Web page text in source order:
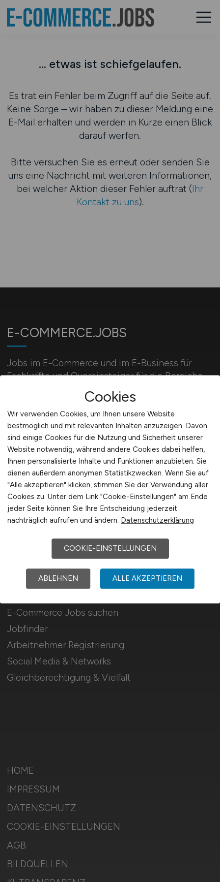
... etwas ist schiefgelaufen.
Es trat ein Fehler beim Zugriff auf die Seite auf.
Keine Sorge – wir haben zu dieser Meldung eine
E-Mail erhalten und werden in Kürze einen Blick
darauf werfen.
Bitte versuchen Sie es erneut oder senden Sie
uns eine Nachricht mit weiteren Informationen,
bei welcher Aktion dieser Fehler auftrat (Ihr
Kontakt zu uns).
E-COMMERCE.JOBS
Jobs im E-Commerce und im E-Business für
Fachkräfte und Quereinsteiger für die Bereiche
Onlinemarketing, Vertrieb, Webdesign und Web-
Für Arbeitnehmer
E-Commerce Jobs suchen
Jobfinder
Arbeitnehmer Registrierung
Social Media & Networks
Gleichberechtigung & Vielfalt
Für Arbeitgeber
Stellenanzeigen schalten
Mediadaten & Konditionen
Arbeitgeber Seite
Arbeitgeber Kontakt
Karrierenetzwerk
HOME
IMPRESSUM
DATENSCHUTZ
COOKIE-EINSTELLUNGEN
AGB
BILDQUELLEN
Cookies
Wir verwenden Cookies, um Ihnen unsere Website
bestmöglich und mit relevanten Inhalten anzuzeigen. Davon
sind einige Cookies für die Nutzung und Sicherheit unserer
Website notwendig, während andere Cookies dabei helfen,
Ihnen personalisierte Inhalte und Funktionen anzubieten. Sie
dienen außerdem anonymen Statistikzwecken. Wenn Sie auf
"Alle akzeptieren" klicken, stimmen Sie der Verwendung aller
Cookies zu. Unter dem Link "Cookie-Einstellungen" am Ende
jeder Seite können Sie Ihre Entscheidung jederzeit
nachträglich aufrufen und ändern. Datenschutzerklärung
COOKIE-EINSTELLUNGEN
ABLEHNEN ALLE AKZEPTIEREN